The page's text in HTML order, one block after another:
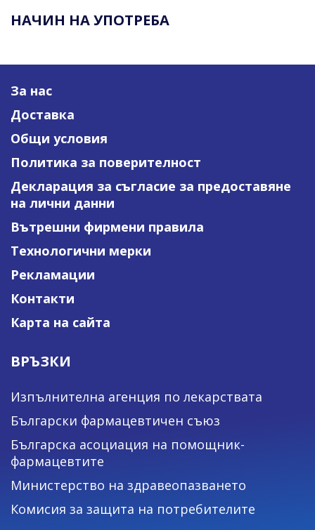
НАЧИН НА УПОТРЕБА
За нас
Доставка
Общи условия
Политика за поверителност
Декларация за съгласие за предоставяне
на лични данни
Вътрешни фирмени правила
Технологични мерки
Рекламации
Контакти
Карта на сайта
ВРЪЗКИ
Изпълнителна агенция по лекарствата
Български фармацевтичен съюз
Българска асоциация на помощник-
фармацевтите
Министерство на здравеопазването
Комисия за защита на потребителите